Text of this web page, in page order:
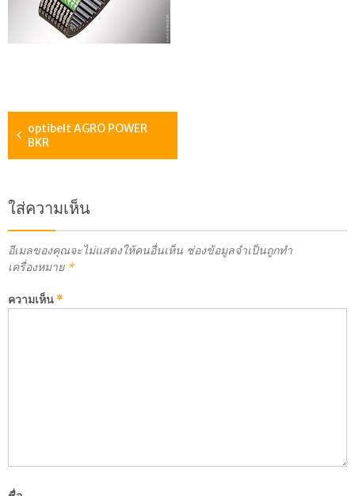
optibelt AGRO POWER
BKR
ใส่ความเห็น
อีเมลของคุณจะไม่แสดงให้คนอื่นเห็น ช่องข้อมูลจำเป็นถูกทำ
เครื่องหมาย *
ความเห็น*